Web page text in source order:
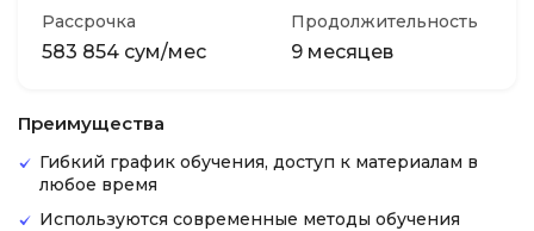
Рассрочка
583 854 сум/мес
Продолжительность
9 месяцев
Преимущества
Гибкий график обучения, доступ к материалам в
любое время
Используются современные методы обучения